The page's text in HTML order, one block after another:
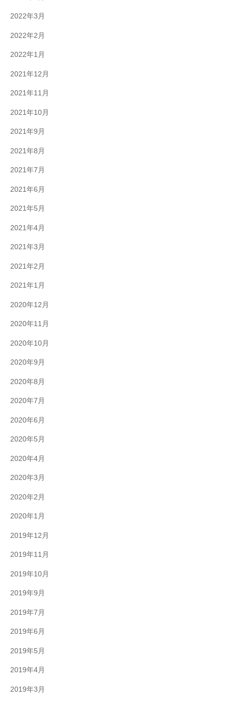
2022年3月
2022年2月
2022年1月
2021年12月
2021年11月
2021年10月
2021年9月
2021年8月
2021年7月
2021年6月
2021年5月
2021年4月
2021年3月
2021年2月
2021年1月
2020年12月
2020年11月
2020年10月
2020年9月
2020年8月
2020年7月
2020年6月
2020年5月
2020年4月
2020年3月
2020年2月
2020年1月
2019年12月
2019年11月
2019年10月
2019年9月
2019年7月
2019年6月
2019年5月
2019年4月
2019年3月